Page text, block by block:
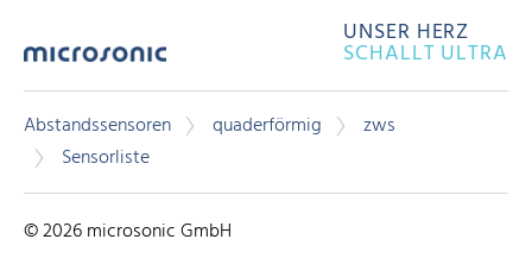
UNSER HERZ
SCHALLT ULTRA
Abstandssensoren quaderförmig
zws
Sensorliste
© 2026 microsonic GmbH